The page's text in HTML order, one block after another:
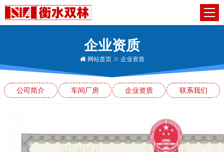
企业资质
网站首页 企业资质
公司简介 车间厂房 企业资质 联系我们